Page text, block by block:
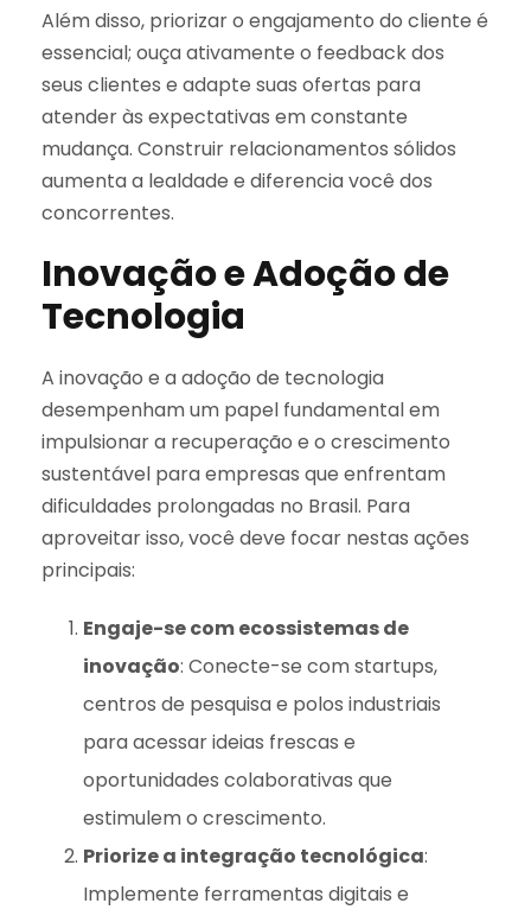
Além disso, priorizar o engajamento do cliente é
essencial; ouça ativamente o feedback dos
seus clientes e adapte suas ofertas para
atender às expectativas em constante
mudança. Construir relacionamentos sólidos
aumenta a lealdade e diferencia você dos
concorrentes.
Inovação e Adoção de
Tecnologia
A inovação e a adoção de tecnologia
desempenham um papel fundamental em
impulsionar a recuperação e o crescimento
sustentável para empresas que enfrentam
dificuldades prolongadas no Brasil. Para
aproveitar isso, você deve focar nestas ações
principais:
Engaje-se com ecossistemas de
inovação: Conecte-se com startups,
centros de pesquisa e polos industriais
para acessar ideias frescas e
oportunidades colaborativas que
estimulem o crescimento.
Priorize a integração tecnológica:
Implemente ferramentas digitais e